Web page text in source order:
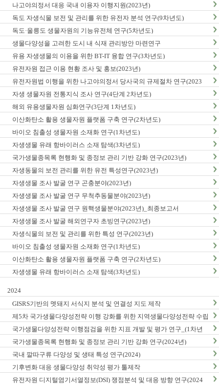
나고야의정서 대응 국내 이용자 이행지원(2023년)
독도 자생식물 보전 및 관리를 위한 유전자 분석 연구(9차년도)
독도·울릉도 생물자원의 기능유전체 연구(5차년도)
생물다양성을 고려한 도시 내 식재 관리방안 마련연구
유용 자생생물의 이용을 위한 BT-IT 융합 연구(3차년도)
유전자원 접근 이용 현황 조사 및 홍보(2023년)
유전자원법 이행을 위한 나고야의정서 당사국의 규제절차 연구(2023
년)
자생 생물자원 전통지식 조사 연구(4단계 2차년도)
해외 유용생물자원 심화연구(3단계 1차년도)
이산화탄소 활용 생물자원 플랫폼 구축 연구(2차년도)
바이오 침출성 생물자원 소재화 연구(1차년도)
자생생물 유래 항바이러스 소재 탐색(3차년도)
국가생물종목록 현행화 및 종정보 관리 기반 강화 연구(2023년)
자생동물의 보전 관리를 위한 유전 특성연구(2023년)
자생생물 조사 발굴 연구 곤충분야(2023년)
자생생물 조사 발굴 연구 무척추동물분야(2023년)
자생생물 조사 발굴 연구 원핵생물분야(2023년)_최종보고서
자생생물 조사 발굴 해외연구자 초빙연구(2023년)
자생식물의 보전 및 관리를 위한 특성 연구(2023년)
바이오 침출성 생물자원 소재화 연구(1차년도)
이산화탄소 활용 생물자원 플랫폼 구축 연구(2차년도)
자생생물 유래 항바이러스 소재 탐색(3차년도)
2024
GISRS기반의 멧돼지 서식지 분석 및 연결성 지도 제작
제5차 국가생물다양성전략 이행 강화를 위한 지역생물다양성전략 수립
및 이행 방안 연구
국가생물다양성전략 이행점검을 위한 지표 개발 및 평가 연구_(1차년
도)
국가생물종목록 현행화 및 종정보 관리 기반 강화 연구(2024년)
국내 깔따구류 다양성 및 생태 특성 연구(2024)
기후변화 대응 생물다양성 취약성 평가 툴제작
유전자원 디지털염기서열정보(DSI) 쟁점분석 및 대응 방향 연구(2024